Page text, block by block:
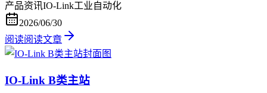
产品资讯IO-Link工业自动化
2026/06/30
阅读阅读文章
IO-Link B类主站